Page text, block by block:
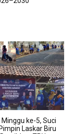
ke-5, Suci
Laskar Biru